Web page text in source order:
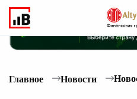
Главное Новости